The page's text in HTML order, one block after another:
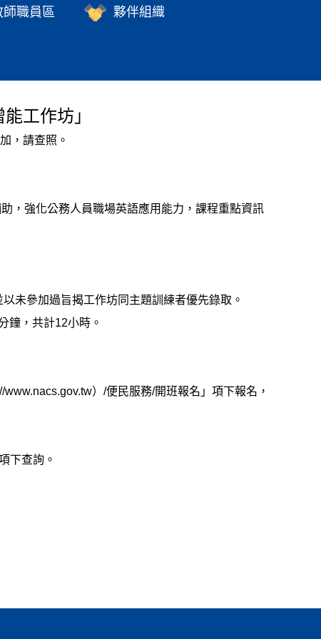
師職員區 夥伴組織
工作坊」
，請查照。
，強化公務人員職場英語應用能力，課程重點資訊
未參加過旨揭工作坊同主題訓練者優先錄取。
鐘，共計12小時。
）/便民服務/開班報名」項下報名，
下查詢。